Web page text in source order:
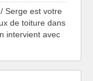
Serge est votre
de toiture dans
intervient avec